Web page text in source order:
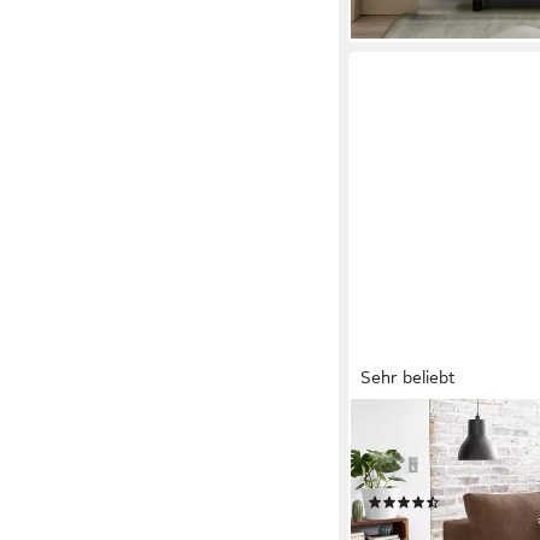
Sehr beliebt
OTTO HOME
Schlafsofa Bella, B:
Schlaffunktion,
(1420)
459,99 € UVP 919,00 €